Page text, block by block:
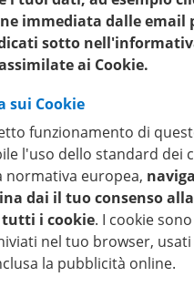
immediata dalle email
sotto
ai Cookie.
sui Cookie
funzionamento di
l'uso dello standard dei
normativa europea,
dai il tuo consenso
tutti i cookie. I cookie
nel tuo browser,
la pubblicità online.